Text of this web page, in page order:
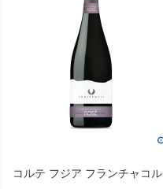
コルテ フジア フランチャコル